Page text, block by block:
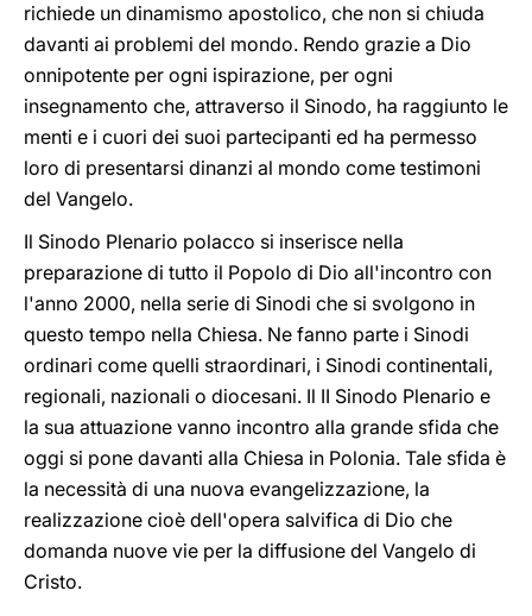
richiede un dinamismo apostolico, che non si chiuda
davanti ai problemi del mondo. Rendo grazie a Dio
onnipotente per ogni ispirazione, per ogni
insegnamento che, attraverso il Sinodo, ha raggiunto le
menti e i cuori dei suoi partecipanti ed ha permesso
loro di presentarsi dinanzi al mondo come testimoni
del Vangelo.
Il Sinodo Plenario polacco si inserisce nella
preparazione di tutto il Popolo di Dio all'incontro con
l'anno 2000, nella serie di Sinodi che si svolgono in
questo tempo nella Chiesa. Ne fanno parte i Sinodi
ordinari come quelli straordinari, i Sinodi continentali,
regionali, nazionali o diocesani. Il II Sinodo Plenario e
la sua attuazione vanno incontro alla grande sfida che
oggi si pone davanti alla Chiesa in Polonia. Tale sfida è
la necessità di una nuova evangelizzazione, la
realizzazione cioè dell'opera salvifica di Dio che
domanda nuove vie per la diffusione del Vangelo di
Cristo.